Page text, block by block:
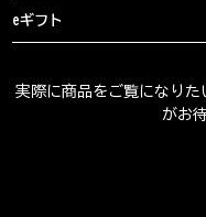
eギフト
実際に商品をご覧になり
がお